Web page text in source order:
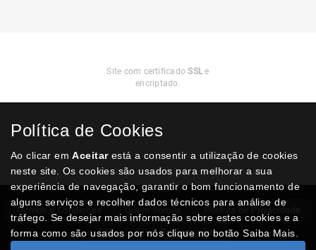
Site com certificadoSSLe
encriptado.
Termos e Condições Politica de Privacidade
RAL Livro Reclamações
Política de Cookies
Ao clicar emAceitarestá a consentir a utilização de cookies
neste site. Os cookies são usados para melhorar a sua
experiência de navegação, garantir o bom funcionamento de
alguns serviços e recolher dados técnicos para análise de
tráfego. Se desejar mais informação sobre estes cookies e a
forma como são usados por nós clique no botão Saiba Mais.